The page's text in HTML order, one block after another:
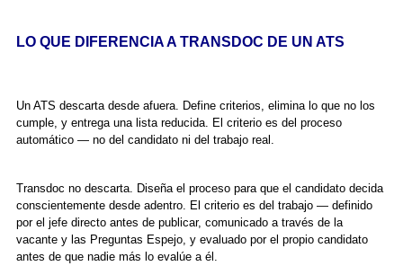
LO QUE DIFERENCIA A TRANSDOC DE UN ATS
Un ATS descarta desde afuera. Define criterios, elimina lo que no los
cumple, y entrega una lista reducida. El criterio es del proceso
automático — no del candidato ni del trabajo real.
Transdoc no descarta. Diseña el proceso para que el candidato decida
conscientemente desde adentro. El criterio es del trabajo — definido
por el jefe directo antes de publicar, comunicado a través de la
vacante y las Preguntas Espejo, y evaluado por el propio candidato
antes de que nadie más lo evalúe a él.